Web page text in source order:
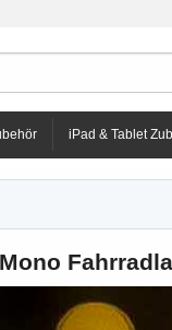
iPad & Tablet